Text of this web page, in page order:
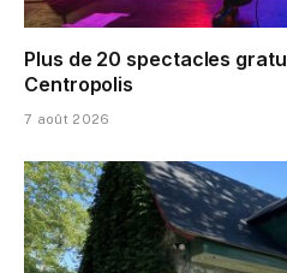
Plus de 20 spectacles
Centropolis
7 août 2026